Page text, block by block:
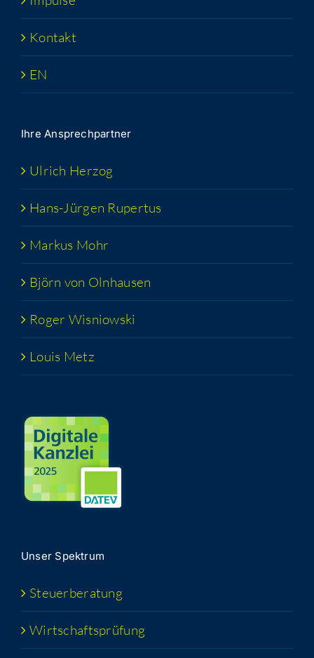
Kon­takt
EN
Ihre Ansprech­part­ner
Ulrich Her­zog
Hans-Jür­­gen Rupertus
Mar­kus Mohr
Björn von Olnhausen
Roger Wis­niow­ski
Lou­is Metz
Unser Spek­trum
Steu­er­be­ra­tung
Wirt­schafts­prü­fung